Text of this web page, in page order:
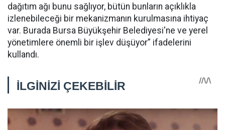
dağıtım ağı bunu sağlıyor, bütün bunların açıklıkla
izlenebileceği bir mekanizmanın kurulmasına ihtiyaç
var. Burada Bursa Büyükşehir Belediyesi'ne ve yerel
yönetimlere önemli bir işlev düşüyor” ifadelerini
kullandı.